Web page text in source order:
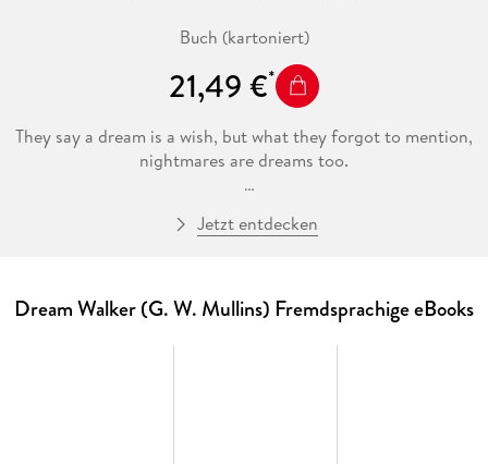
Buch (kartoniert)
21,49 €
They say a dream is a wish, but what they forgot to mention,
nightmares are dreams too.
As the city darkens and humans descend into sleep, a
dreams and battles for control of souls.
Jetzt entdecken
Dream Walker (G. W. Mullins) Fremdsprachige eBooks